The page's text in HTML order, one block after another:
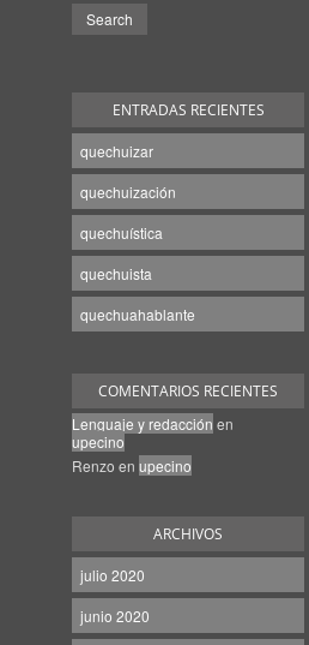
ENTRADAS RECIENTES
quechuizar
quechuización
quechuística
quechuista
quechuahablante
COMENTARIOS RECIENTES
Lenguaje y redacción en
upecino
Renzo en upecino
ARCHIVOS
julio 2020
junio 2020